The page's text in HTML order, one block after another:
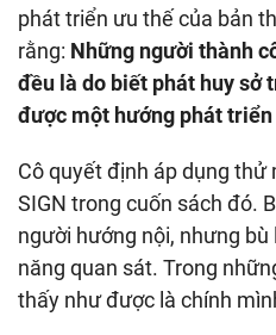
phát triển ưu thế của bản
rằng: Những người thành
đều là do biết phát huy sở
được một hướng phát triển
Cô quyết định áp dụng thử
SIGN trong cuốn sách đó.
người hướng nội, nhưng bù
năng quan sát. Trong
thấy như được là chính